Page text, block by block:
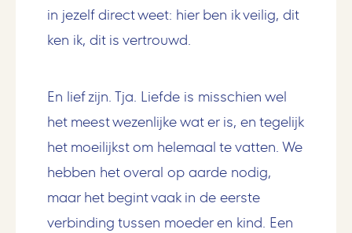
in jezelf direct weet: hier ben ik veilig, dit
ken ik, dit is vertrouwd.
En lief zijn. Tja. Liefde is misschien wel
het meest wezenlijke wat er is, en tegelijk
het moeilijkst om helemaal te vatten. We
hebben het overal op aarde nodig,
maar het begint vaak in de eerste
verbinding tussen moeder en kind. Een